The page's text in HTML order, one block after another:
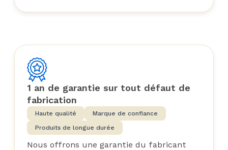
1 an de garantie sur tout défaut de
fabrication
Haute qualité
Marque de confiance
Produits de longue durée
Nous offrons une garantie du fabricant